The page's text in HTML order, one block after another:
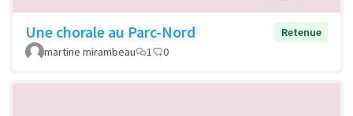
Une chorale au Parc-Nord
Retenue
martine mirambeau
1 0